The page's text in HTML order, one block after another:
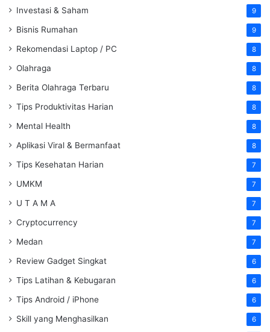
Investasi & Saham 9
Bisnis Rumahan 9
Rekomendasi Laptop / PC 8
Olahraga 8
Berita Olahraga Terbaru 8
Tips Produktivitas Harian 8
Mental Health 8
Aplikasi Viral & Bermanfaat 8
Tips Kesehatan Harian 7
UMKM 7
U T A M A 7
Cryptocurrency 7
Medan 7
Review Gadget Singkat 6
Tips Latihan & Kebugaran 6
Tips Android / iPhone 6
Skill yang Menghasilkan 6